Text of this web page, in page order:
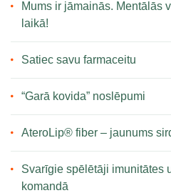
Mums ir jāmainās. Mentālās
laikā!
Satiec savu farmaceitu
“Garā kovida” noslēpumi
AteroLip® fiber – jaunums
Svarīgie spēlētāji imunitātes
komandā